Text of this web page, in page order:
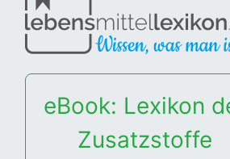
eBook: Lexikon
Zusatzstoffe